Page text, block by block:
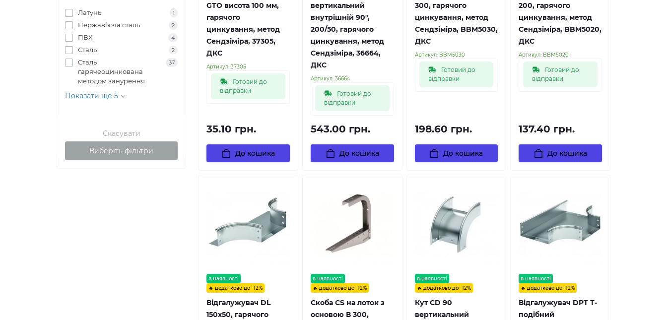
Латунь 1
Нержавіюча сталь 2
ПВХ 4
Сталь 2
Сталь
гарячеоцинкована
методом занурення
37
Показати ще 5
Скасувати
Виберіть фільтри
GTO висота 100 мм,
гарячого
цинкування, метод
Сендзіміра, 37305,
ДКС
Артикул: 37305
Готовий до
відправки
35.10 грн.
До кошика
вертикальний
внутрішній 90°,
200/50, гарячого
цинкування, метод
Сендзіміра, 36664,
ДКС
Артикул: 36664
Готовий до
відправки
543.00 грн.
До кошика
300, гарячого
цинкування, метод
Сендзіміра, BBM5030,
ДКС
Артикул: BBM5030
Готовий до
відправки
198.60 грн.
До кошика
200, гарячого
цинкування, метод
Сендзіміра, BBM5020,
ДКС
Артикул: BBM5020
Готовий до
відправки
137.40 грн.
До кошика
в наявності
🔥 додатково до -12%
Відгалужувач DL
150х50, гарячого
в наявності
🔥 додатково до -12%
Скоба CS на лоток з
основою В 300,
в наявності
🔥 додатково до -12%
Кут CD 90
вертикальний
в наявності
🔥 додатково до -12%
Відгалужувач DPT Т-
подібний